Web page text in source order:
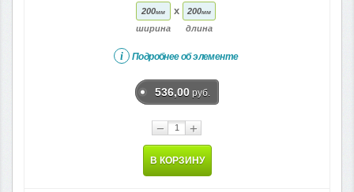
200мм
ширина
x 200мм
длина
i Подробнее об элементе
536,00 руб.
− +
В КОРЗИНУ